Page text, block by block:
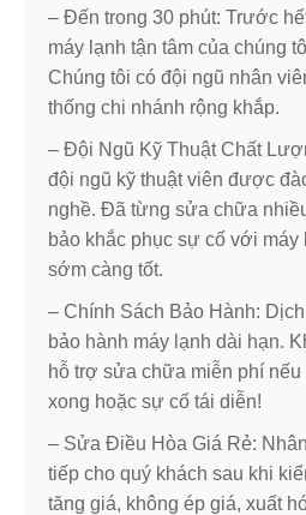
– Đến trong 30 phút: Trước
máy lạnh tận tâm của chúng
Chúng tôi có đội ngũ nhân
thống chi nhánh rộng khắp.
– Đội Ngũ Kỹ Thuật Chất
đội ngũ kỹ thuật viên được
nghề. Đã từng sửa chữa
bảo khắc phục sự cố với máy
sớm càng tốt.
– Chính Sách Bảo Hành:
bảo hành máy lạnh dài hạn.
hỗ trợ sửa chữa miễn phí
xong hoặc sự cố tái diễn!
– Sửa Điều Hòa Giá Rẻ:
tiếp cho quý khách sau khi
tăng giá, không ép giá, xuất